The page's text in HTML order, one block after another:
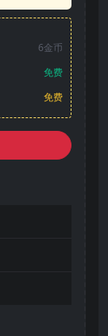
6金币
免费
免费